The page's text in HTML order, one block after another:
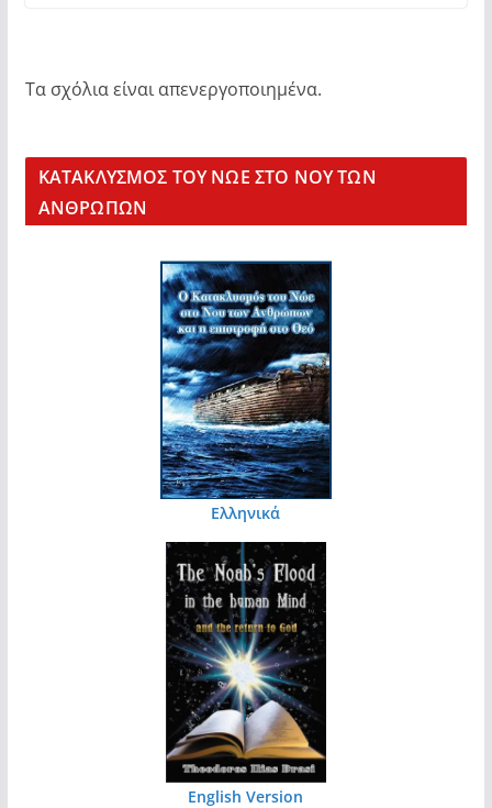
Τα σχόλια είναι απενεργοποιημένα.
KΑΤΑΚΛΥΣΜΟΣ ΤΟΥ ΝΩΕ ΣΤΟ ΝΟΥ ΤΩΝ
ΑΝΘΡΩΠΩΝ
Ελληνικά
English Version